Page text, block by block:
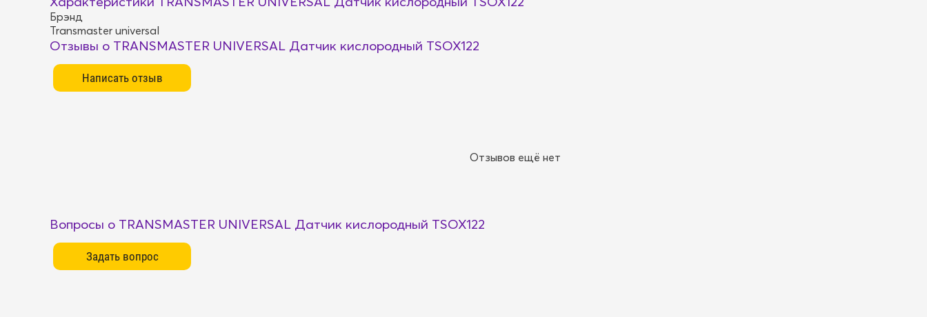
Брэнд
Transmaster universal
Отзывы о TRANSMASTER UNIVERSAL Датчик кислородный TSOX122
Отзывов ещё нет
Вопросы о TRANSMASTER UNIVERSAL Датчик кислородный TSOX122